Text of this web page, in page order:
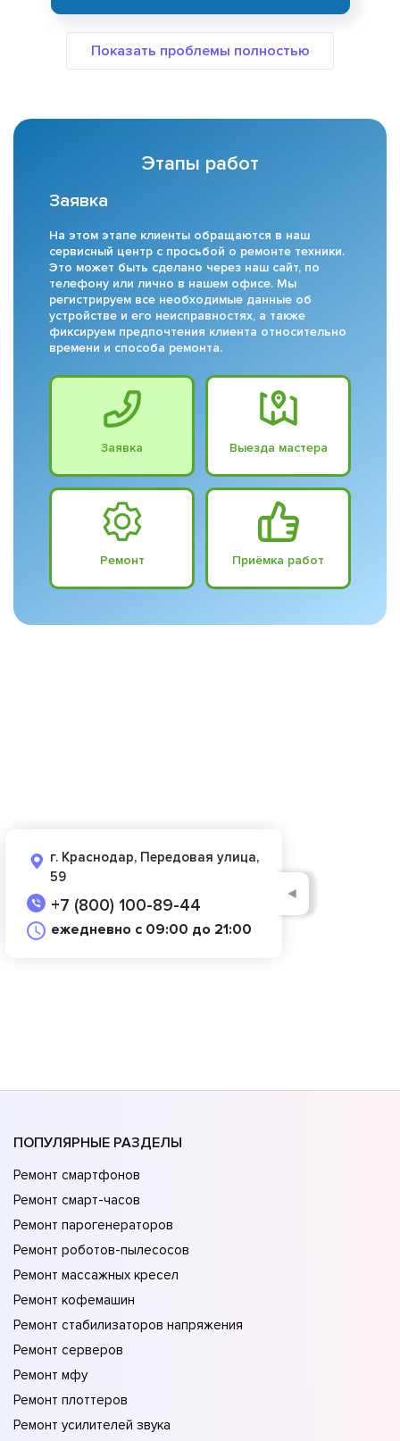
Этапы работ
Заявка
На этом этапе клиенты обращаются в наш
сервисный центр с просьбой о ремонте техники.
Это может быть сделано через наш сайт, по
телефону или лично в нашем офисе. Мы
регистрируем все необходимые данные об
устройстве и его неисправностях, а также
фиксируем предпочтения клиента относительно
времени и способа ремонта.
Заявка Выезда мастера
Ремонт Приёмка работ
г. Краснодар, Передовая улица,
59
+7 (800) 100-89-44
ежедневно с 09:00 до 21:00
◄
ПОПУЛЯРНЫЕ РАЗДЕЛЫ
Ремонт смартфонов
Ремонт смарт-часов
Ремонт парогенераторов
Ремонт роботов-пылесосов
Ремонт массажных кресел
Ремонт кофемашин
Ремонт стабилизаторов напряжения
Ремонт серверов
Ремонт мфу
Ремонт плоттеров
Ремонт усилителей звука